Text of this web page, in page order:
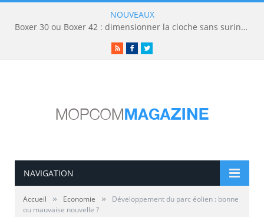
NOUVEAUX
Boxer 30 ou Boxer 42 : dimensionner la cloche sans surinvestir
RSSFacebookTwitter
NAVIGATION
Accueil » Economie »
Développement du parc éolien : bonne
ou mauvaise nouvelle ?